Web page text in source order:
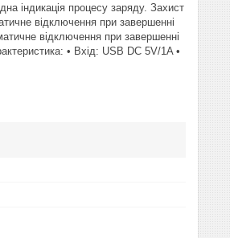
індикація процесу заряду. Захист
відключення при завершенні
відключення при завершенні
• Вхід: USB DC 5V/1A •